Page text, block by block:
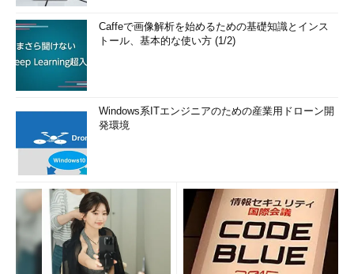
Caffeで画像解析を始めるための基礎知識とインス
トール、基本的な使い方 (1/2)
Windows系ITエンジニアのための産業用ドローン開
発環境